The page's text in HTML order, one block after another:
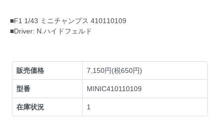
■F1 1/43 ミニチャンプス 410110109
■Driver: N.ハイドフェルド
販売価格 7,150円(税650円)
型番 MINIC410110109
在庫状況 1